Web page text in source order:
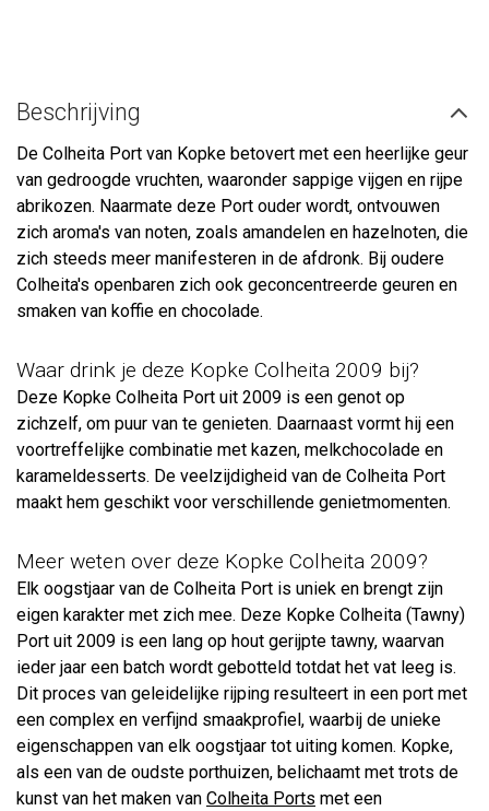
Beschrijving
De Colheita Port van Kopke betovert met een heerlijke geur
van gedroogde vruchten, waaronder sappige vijgen en rijpe
abrikozen. Naarmate deze Port ouder wordt, ontvouwen
zich aroma's van noten, zoals amandelen en hazelnoten, die
zich steeds meer manifesteren in de afdronk. Bij oudere
Colheita's openbaren zich ook geconcentreerde geuren en
smaken van koffie en chocolade.
Waar drink je deze Kopke Colheita 2009 bij?
Deze Kopke Colheita Port uit 2009 is een genot op
zichzelf, om puur van te genieten. Daarnaast vormt hij een
voortreffelijke combinatie met kazen, melkchocolade en
karameldesserts. De veelzijdigheid van de Colheita Port
maakt hem geschikt voor verschillende genietmomenten.
Meer weten over deze Kopke Colheita 2009?
Elk oogstjaar van de Colheita Port is uniek en brengt zijn
eigen karakter met zich mee. Deze Kopke Colheita (Tawny)
Port uit 2009 is een lang op hout gerijpte tawny, waarvan
ieder jaar een batch wordt gebotteld totdat het vat leeg is.
Dit proces van geleidelijke rijping resulteert in een port met
een complex en verfijnd smaakprofiel, waarbij de unieke
eigenschappen van elk oogstjaar tot uiting komen. Kopke,
als een van de oudste porthuizen, belichaamt met trots de
kunst van het maken van Colheita Ports met een